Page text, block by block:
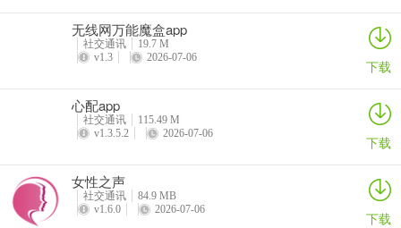
无线网万能魔盒app
社交通讯
19.7 M
v1.3
2026-07-06 下载
心配app
社交通讯
115.49 M
v1.3.5.2
2026-07-06 下载
女性之声
社交通讯
84.9 MB
v1.6.0
2026-07-06 下载